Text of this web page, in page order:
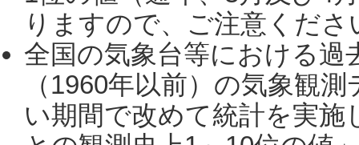
りますので、ご注意くだ
全国の気象台等における過
（1960年以前）の気象観
い期間で改めて統計を実